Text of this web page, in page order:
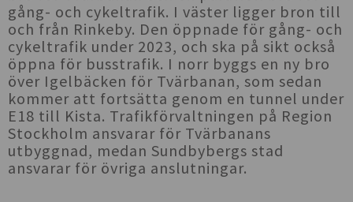
gång- och cykeltrafik. I väster ligger bron till
och från Rinkeby. Den öppnade för gång- och
cykeltrafik under 2023, och ska på sikt också
öppna för busstrafik. I norr byggs en ny bro
över Igelbäcken för Tvärbanan, som sedan
kommer att fortsätta genom en tunnel under
E18 till Kista. Trafikförvaltningen på Region
Stockholm ansvarar för Tvärbanans
utbyggnad, medan Sundbybergs stad
ansvarar för övriga anslutningar.